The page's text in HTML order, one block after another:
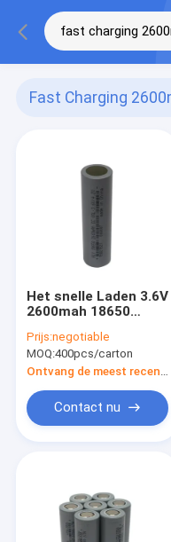
Fast Charging
Het snelle Laden 3.6V
2600mah 18650
voor Elektrische
Producten
Prijs:negotiable
MOQ:400pcs/carton
Contact nu